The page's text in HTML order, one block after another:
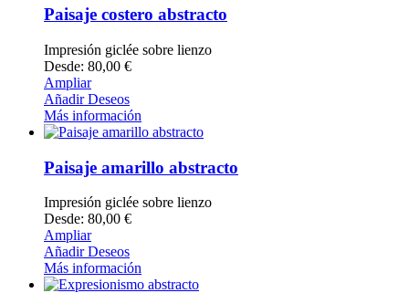
Paisaje costero abstracto
Impresión giclée sobre lienzo
Desde: 80,00 €
Ampliar
Añadir Deseos
Más información
Paisaje amarillo abstracto
Impresión giclée sobre lienzo
Desde: 80,00 €
Ampliar
Añadir Deseos
Más información